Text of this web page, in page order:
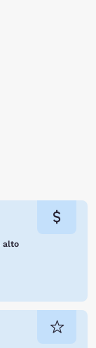
alto